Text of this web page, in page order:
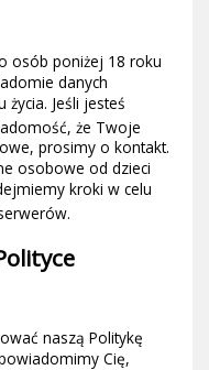
osób poniżej 18 roku
danych
Jeśli jesteś
że Twoje
prosimy o kontakt.
osobowe od dzieci
kroki w celu
naszą Politykę
Cię,